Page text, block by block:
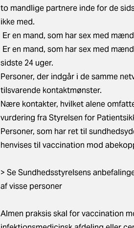
to mandlige partnere inde for de
ikke med.
Er en mand, som har sex med
Er en mand, som har sex med
sidste 24 uger.
Personer, der indgår i de samme
tilsvarende kontaktmønster.
Nære kontakter, hvilket alene
vurdering fra Styrelsen for
Personer, som har ret til
henvises til vaccination mod
> Se Sundhedsstyrelsens
af visse personer
Almen praksis skal for vaccination